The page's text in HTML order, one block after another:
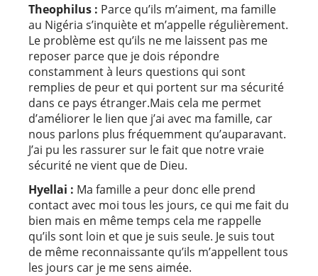
Theophilus : Parce qu’ils m’aiment, ma famille
au Nigéria s’inquiète et m’appelle régulièrement.
Le problème est qu’ils ne me laissent pas me
reposer parce que je dois répondre
constamment à leurs questions qui sont
remplies de peur et qui portent sur ma sécurité
dans ce pays étranger.Mais cela me permet
d’améliorer le lien que j’ai avec ma famille, car
nous parlons plus fréquemment qu’auparavant.
J’ai pu les rassurer sur le fait que notre vraie
sécurité ne vient que de Dieu.
Hyellai : Ma famille a peur donc elle prend
contact avec moi tous les jours, ce qui me fait du
bien mais en même temps cela me rappelle
qu’ils sont loin et que je suis seule. Je suis tout
de même reconnaissante qu’ils m’appellent tous
les jours car je me sens aimée.